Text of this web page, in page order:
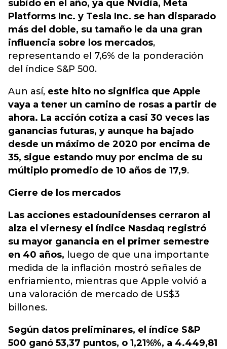
subido en el año, ya que Nvidia, Meta
Platforms Inc. y Tesla Inc. se han disparado
más del doble, su tamaño le da una gran
influencia sobre los mercados,
representando el 7,6% de la ponderación
del índice S&P 500.
Aun así, este hito no significa que Apple
vaya a tener un camino de rosas a partir de
ahora. La acción cotiza a casi 30 veces las
ganancias futuras, y aunque ha bajado
desde un máximo de 2020 por encima de
35, sigue estando muy por encima de su
múltiplo promedio de 10 años de 17,9.
Cierre de los mercados
Las acciones estadounidenses cerraron al
alza el viernesy el índice Nasdaq registró
su mayor ganancia en el primer semestre
en 40 años, luego de que una importante
medida de la inflación mostró señales de
enfriamiento, mientras que Apple volvió a
una valoración de mercado de US$3
billones.
Según datos preliminares, el índice S&P
500 ganó 53,37 puntos, o 1,21%%, a 4.449,81